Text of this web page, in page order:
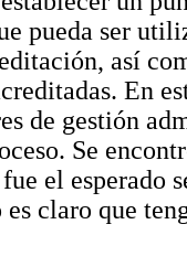
pueda ser
así
En
de gestión
Se
el esperado
es claro que